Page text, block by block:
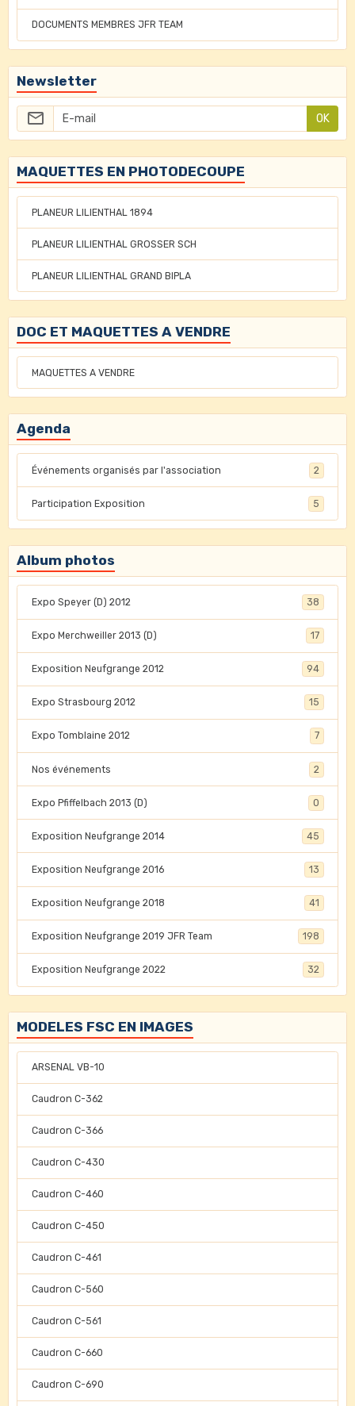
DOCUMENTS MEMBRES JFR TEAM
Newsletter
OK
MAQUETTES EN PHOTODECOUPE
PLANEUR LILIENTHAL 1894
PLANEUR LILIENTHAL GROSSER SCH
PLANEUR LILIENTHAL GRAND BIPLA
DOC ET MAQUETTES A VENDRE
MAQUETTES A VENDRE
Agenda
Événements organisés par l'association 2
Participation Exposition 5
Album photos
Expo Speyer (D) 2012 38
Expo Merchweiller 2013 (D) 17
Exposition Neufgrange 2012 94
Expo Strasbourg 2012 15
Expo Tomblaine 2012 7
Nos événements 2
Expo Pfiffelbach 2013 (D) 0
Exposition Neufgrange 2014 45
Exposition Neufgrange 2016 13
Exposition Neufgrange 2018 41
Exposition Neufgrange 2019 JFR Team 198
Exposition Neufgrange 2022 32
MODELES FSC EN IMAGES
ARSENAL VB-10
Caudron C-362
Caudron C-366
Caudron C-430
Caudron C-460
Caudron C-450
Caudron C-461
Caudron C-560
Caudron C-561
Caudron C-660
Caudron C-690